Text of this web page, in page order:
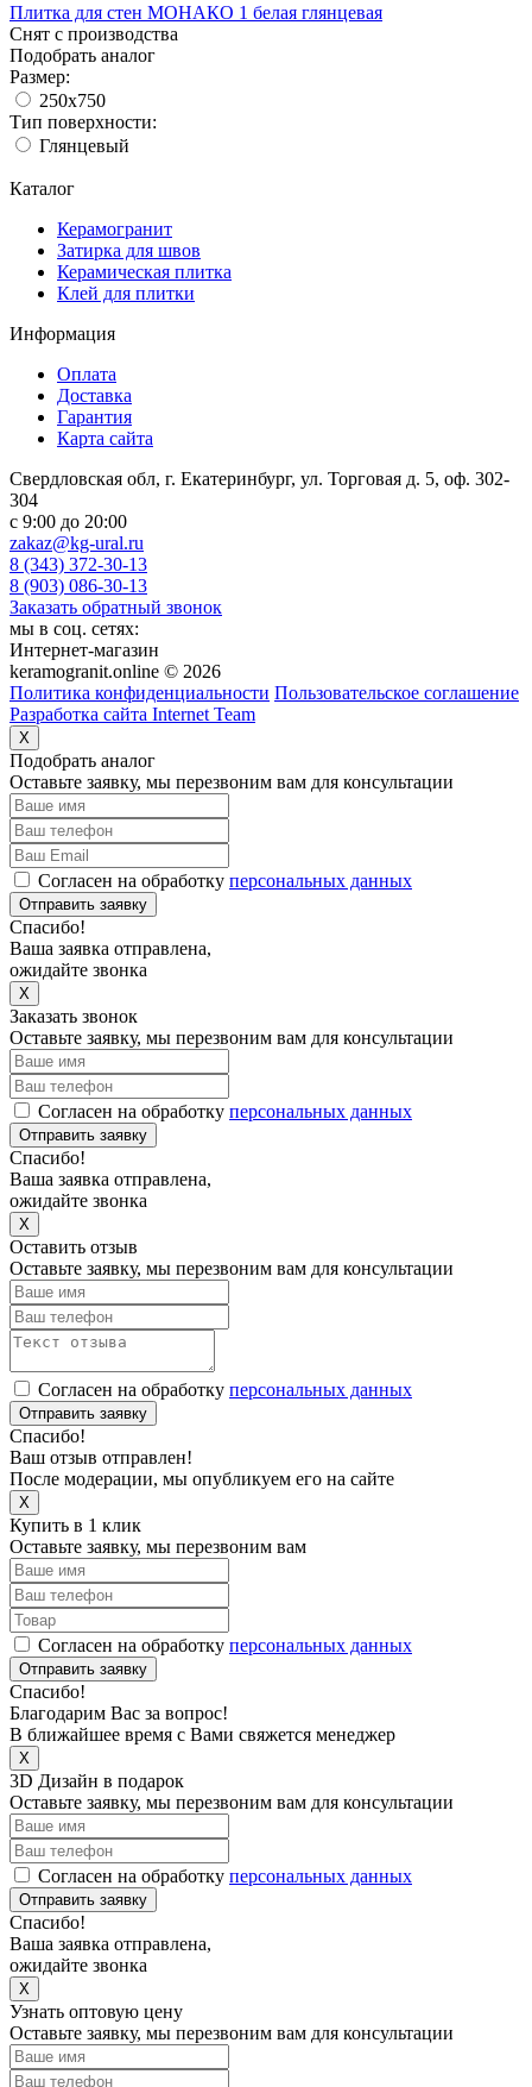
Плитка для стен МОНАКО 1 белая глянцевая
Снят с производства
Подобрать аналог
Размер:
250x750
Тип поверхности:
Глянцевый
Каталог
Керамогранит
Затирка для швов
Керамическая плитка
Клей для плитки
Информация
Оплата
Доставка
Гарантия
Карта сайта
Свердловская обл, г. Екатеринбург, ул. Торговая д. 5, оф. 302-
304
c 9:00 до 20:00
zakaz@kg-ural.ru
8 (343) 372-30-13
8 (903) 086-30-13
Заказать обратный звонок
мы в соц. сетях:
Интернет-магазин
keramogranit.online © 2026
Политика конфиденциальности Пользовательское соглашение
Разработка сайта Internet Team
X
Подобрать аналог
Оставьте заявку, мы перезвоним вам для консультации
Согласен на обработку персональных данных
Отправить заявку
Спасибо!
Ваша заявка отправлена,
ожидайте звонка
X
Заказать звонок
Оставьте заявку, мы перезвоним вам для консультации
Согласен на обработку персональных данных
Отправить заявку
Спасибо!
Ваша заявка отправлена,
ожидайте звонка
X
Оставить отзыв
Оставьте заявку, мы перезвоним вам для консультации
Согласен на обработку персональных данных
Отправить заявку
Спасибо!
Ваш отзыв отправлен!
После модерации, мы опубликуем его на сайте
X
Купить в 1 клик
Оставьте заявку, мы перезвоним вам
Согласен на обработку персональных данных
Отправить заявку
Спасибо!
Благодарим Вас за вопрос!
В ближайшее время с Вами свяжется менеджер
X
3D Дизайн в подарок
Оставьте заявку, мы перезвоним вам для консультации
Согласен на обработку персональных данных
Отправить заявку
Спасибо!
Ваша заявка отправлена,
ожидайте звонка
X
Узнать оптовую цену
Оставьте заявку, мы перезвоним вам для консультации